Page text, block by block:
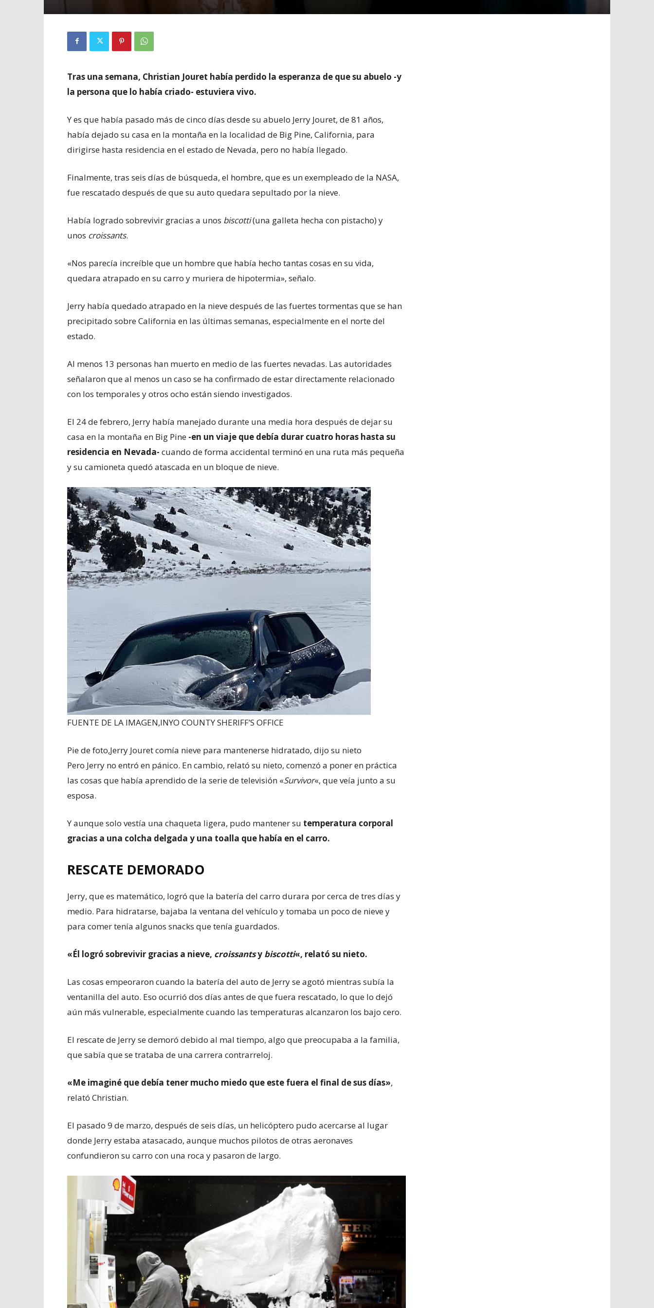
Tras una semana, Christian Jouret había perdido la esperanza de que su abuelo -y
la persona que lo había criado- estuviera vivo.
Y es que había pasado más de cinco días desde su abuelo Jerry Jouret, de 81 años,
había dejado su casa en la montaña en la localidad de Big Pine, California, para
dirigirse hasta residencia en el estado de Nevada, pero no había llegado.
Finalmente, tras seis días de búsqueda, el hombre, que es un exempleado de la NASA,
fue rescatado después de que su auto quedara sepultado por la nieve.
Había logrado sobrevivir gracias a unos biscotti(una galleta hecha con pistacho) y
unos croissants.
«Nos parecía increíble que un hombre que había hecho tantas cosas en su vida,
quedara atrapado en su carro y muriera de hipotermia», señalo.
Jerry había quedado atrapado en la nieve después de las fuertes tormentas que se han
precipitado sobre California en las últimas semanas, especialmente en el norte del
estado.
Al menos 13 personas han muerto en medio de las fuertes nevadas. Las autoridades
señalaron que al menos un caso se ha confirmado de estar directamente relacionado
con los temporales y otros ocho están siendo investigados.
El 24 de febrero, Jerry había manejado durante una media hora después de dejar su
casa en la montaña en Big Pine -en un viaje que debía durar cuatro horas hasta su
residencia en Nevada- cuando de forma accidental terminó en una ruta más pequeña
y su camioneta quedó atascada en un bloque de nieve.
FUENTE DE LA IMAGEN,INYO COUNTY SHERIFF’S OFFICE
Pie de foto,Jerry Jouret comía nieve para mantenerse hidratado, dijo su nieto
Pero Jerry no entró en pánico. En cambio, relató su nieto, comenzó a poner en práctica
las cosas que había aprendido de la serie de televisión «Survivor«, que veía junto a su
esposa.
Y aunque solo vestía una chaqueta ligera, pudo mantener su temperatura corporal
gracias a una colcha delgada y una toalla que había en el carro.
RESCATE DEMORADO
Jerry, que es matemático, logró que la batería del carro durara por cerca de tres días y
medio. Para hidratarse, bajaba la ventana del vehículo y tomaba un poco de nieve y
para comer tenía algunos snacks que tenía guardados.
«Él logró sobrevivir gracias a nieve, croissantsy biscotti«, relató su nieto.
Las cosas empeoraron cuando la batería del auto de Jerry se agotó mientras subía la
ventanilla del auto. Eso ocurrió dos días antes de que fuera rescatado, lo que lo dejó
aún más vulnerable, especialmente cuando las temperaturas alcanzaron los bajo cero.
El rescate de Jerry se demoró debido al mal tiempo, algo que preocupaba a la familia,
que sabía que se trataba de una carrera contrarreloj.
«Me imaginé que debía tener mucho miedo que este fuera el final de sus días»,
relató Christian.
El pasado 9 de marzo, después de seis días, un helicóptero pudo acercarse al lugar
donde Jerry estaba atasacado, aunque muchos pilotos de otras aeronaves
confundieron su carro con una roca y pasaron de largo.